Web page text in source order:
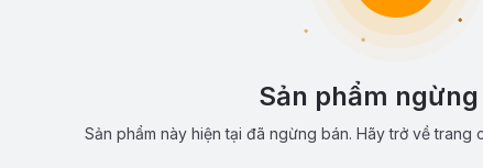
Sản phẩm ngừng
Sản phẩm này hiện tại đã ngừng bán. Hãy trở về trang